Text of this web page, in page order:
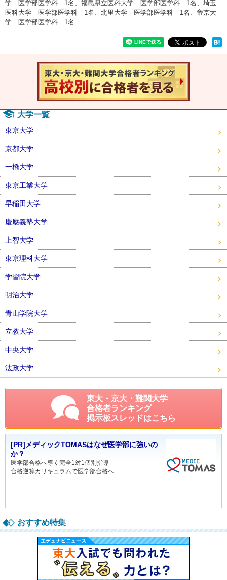
学 医学部医学科 1名、福島県立医科大学 医学部医学科 1名、埼玉
医科大学 医学部医学科 1名、北里大学 医学部医学科 1名、帝京大
学 医学部医学科 1名
大学一覧
東京大学
京都大学
一橋大学
東京工業大学
早稲田大学
慶應義塾大学
上智大学
東京理科大学
学習院大学
明治大学
青山学院大学
立教大学
中央大学
法政大学
東大・京大・難関大学
合格者ランキング
掲示板スレッドはこちら
[PR]メディックTOMASはなぜ医学部に強いの
か？
医学部合格へ導く完全1対1個別指導
合格逆算カリキュラムで医学部合格へ
おすすめ特集